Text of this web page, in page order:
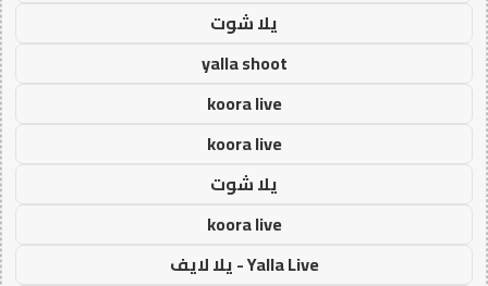
يلا شوت
yalla shoot
koora live
koora live
يلا شوت
koora live
Yalla Live - يلا لايف